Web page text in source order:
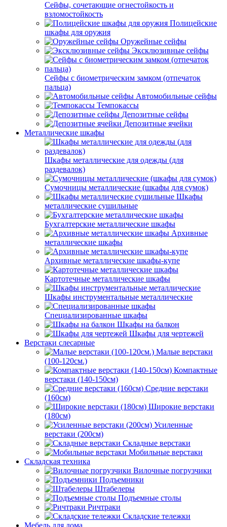
Сейфы, сочетающие огнестойкость и
взломостойкость
Полицейские
шкафы для оружия
Оружейные сейфы
Эксклюзивные сейфы
Сейфы с биометрическим замком (отпечаток
пальца)
Автомобильные сейфы
Темпокассы
Депозитные сейфы
Депозитные ячейки
Металлические шкафы
Шкафы металлические для одежды (для
раздевалок)
Сумочницы металлические (шкафы для сумок)
Шкафы
металлические сушильные
Бухгалтерские металлические шкафы
Архивные
металлические шкафы
Архивные металлические шкафы-купе
Картотечные металлические шкафы
Шкафы инструментальные металлические
Специализированные шкафы
Шкафы на балкон
Шкафы для чертежей
Верстаки слесарные
Малые верстаки
(100-120см.)
Компактные
верстаки (140-150см)
Средние верстаки
(160см)
Широкие верстаки
(180см)
Усиленные
верстаки (200см)
Складные верстаки
Мобильные верстаки
Складская техника
Вилочные погрузчики
Подъемники
Штабелеры
Подъемные столы
Ричтраки
Складские тележки
Мебель для дома